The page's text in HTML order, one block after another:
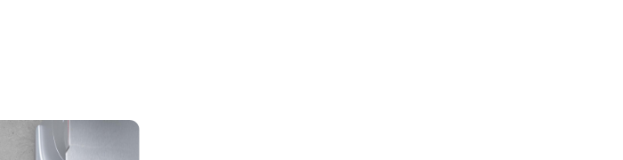
zarejestruj